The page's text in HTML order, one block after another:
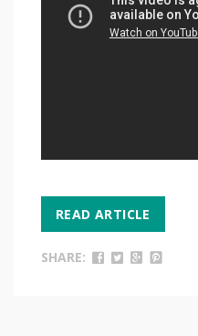
READ ARTICLE
SHARE: